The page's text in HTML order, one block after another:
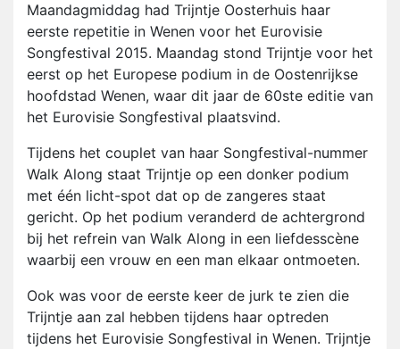
Maandagmiddag had Trijntje Oosterhuis haar
eerste repetitie in Wenen voor het Eurovisie
Songfestival 2015. Maandag stond Trijntje voor het
eerst op het Europese podium in de Oostenrijkse
hoofdstad Wenen, waar dit jaar de 60ste editie van
het Eurovisie Songfestival plaatsvind.
Tijdens het couplet van haar Songfestival-nummer
Walk Along staat Trijntje op een donker podium
met één licht-spot dat op de zangeres staat
gericht. Op het podium veranderd de achtergrond
bij het refrein van Walk Along in een liefdesscène
waarbij een vrouw en een man elkaar ontmoeten.
Ook was voor de eerste keer de jurk te zien die
Trijntje aan zal hebben tijdens haar optreden
tijdens het Eurovisie Songfestival in Wenen. Trijntje